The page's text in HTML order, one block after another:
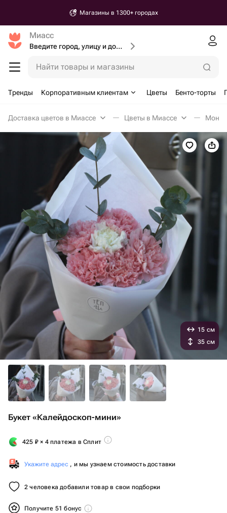
Магазины в 1300+ городах
Миасс
Введите город, улицу и дом доставки
Найти товары и магазины
Тренды Корпоративным клиентам Цветы Бенто-торты
Доставка цветов в Миассе Цветы в Миассе
Букет «Калейдоскоп-мини»
425 ₽ × 4 платежа в Сплит
Укажите адрес , и мы узнаем стоимость доставки
2 человека добавили товар в свои подборки
Получите 51 бонус
15 см
35 см